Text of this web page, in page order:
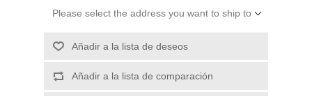
Please select the address you want to ship to